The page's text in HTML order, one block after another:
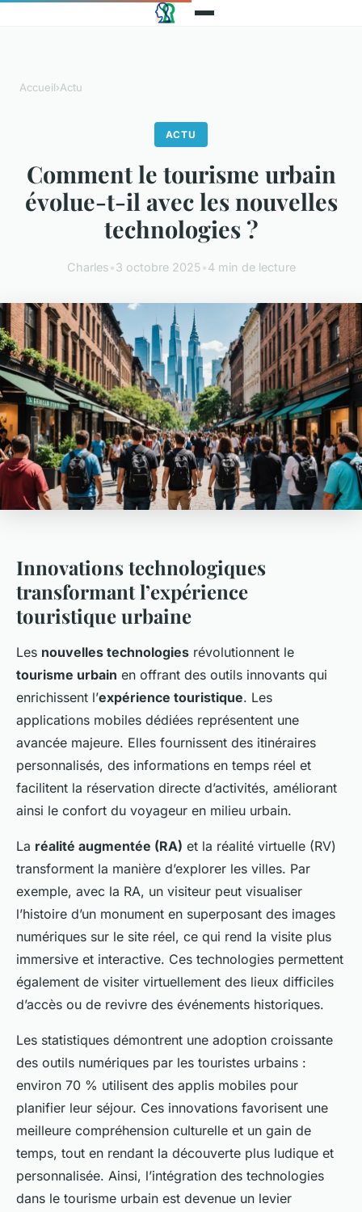
Accueil›Actu
ACTU
Comment le tourisme urbain
évolue-t-il avec les nouvelles
technologies ?
Charles•3 octobre 2025•4 min de lecture
Innovations technologiques
transformant l’expérience
touristique urbaine
Les nouvelles technologies révolutionnent le
tourisme urbain en offrant des outils innovants qui
enrichissent l’expérience touristique. Les
applications mobiles dédiées représentent une
avancée majeure. Elles fournissent des itinéraires
personnalisés, des informations en temps réel et
facilitent la réservation directe d’activités, améliorant
ainsi le confort du voyageur en milieu urbain.
La réalité augmentée (RA) et la réalité virtuelle (RV)
transforment la manière d’explorer les villes. Par
exemple, avec la RA, un visiteur peut visualiser
l’histoire d’un monument en superposant des images
numériques sur le site réel, ce qui rend la visite plus
immersive et interactive. Ces technologies permettent
également de visiter virtuellement des lieux difficiles
d’accès ou de revivre des événements historiques.
Les statistiques démontrent une adoption croissante
des outils numériques par les touristes urbains :
environ 70 % utilisent des applis mobiles pour
planifier leur séjour. Ces innovations favorisent une
meilleure compréhension culturelle et un gain de
temps, tout en rendant la découverte plus ludique et
personnalisée. Ainsi, l’intégration des technologies
dans le tourisme urbain est devenue un levier